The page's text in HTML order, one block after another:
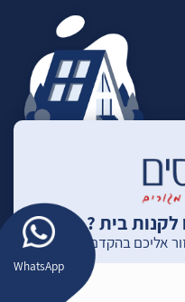
WhatsApp
בית ?
אליכם בהקדם